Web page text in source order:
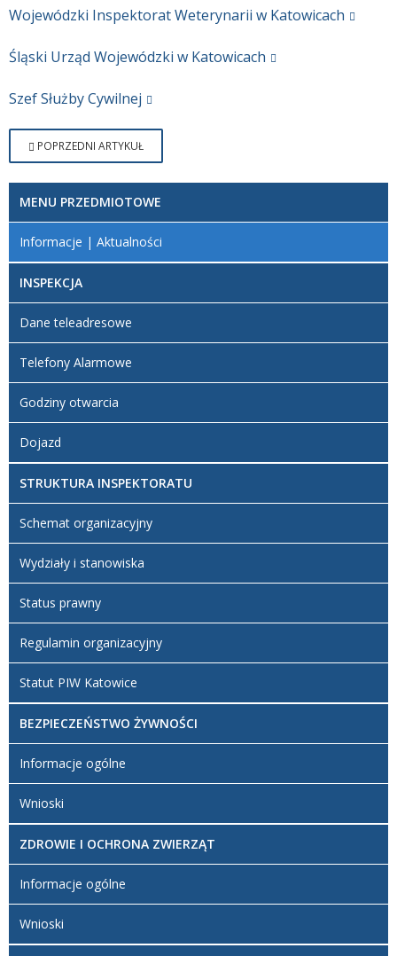
Wojewódzki Inspektorat Weterynarii w Katowicach
Śląski Urząd Wojewódzki w Katowicach
Szef Służby Cywilnej
POPRZEDNI ARTYKUŁ
MENU PRZEDMIOTOWE
Informacje | Aktualności
INSPEKCJA
Dane teleadresowe
Telefony Alarmowe
Godziny otwarcia
Dojazd
STRUKTURA INSPEKTORATU
Schemat organizacyjny
Wydziały i stanowiska
Status prawny
Regulamin organizacyjny
Statut PIW Katowice
BEZPIECZEŃSTWO ŻYWNOŚCI
Informacje ogólne
Wnioski
ZDROWIE I OCHRONA ZWIERZĄT
Informacje ogólne
Wnioski